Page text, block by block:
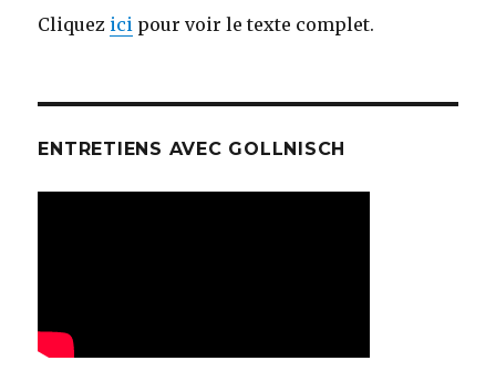
Cliquez ici pour voir le texte complet.
ENTRETIENS AVEC GOLLNISCH